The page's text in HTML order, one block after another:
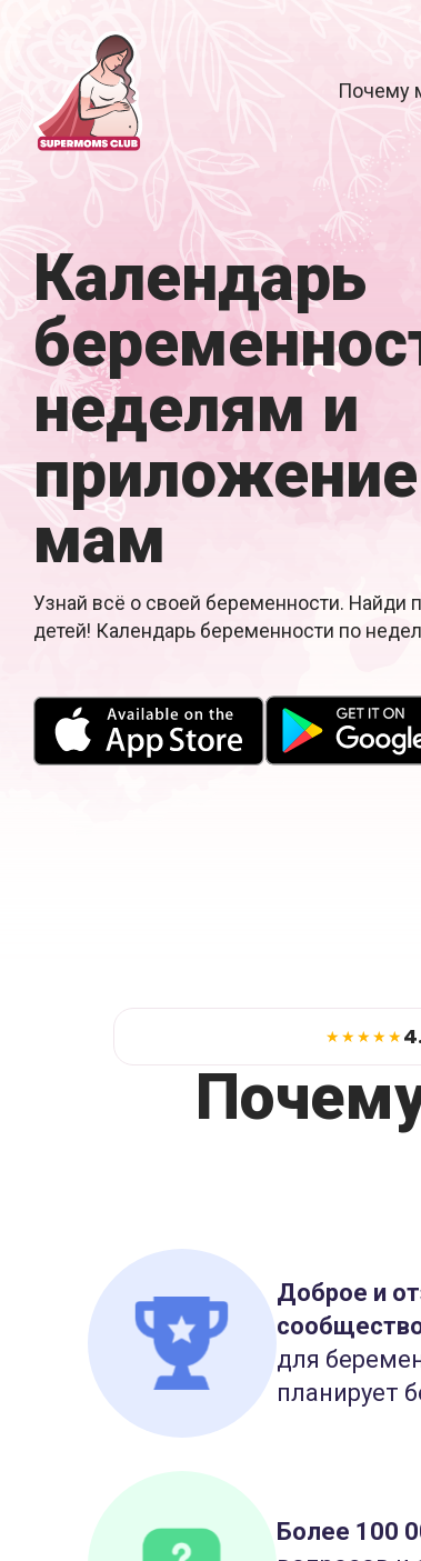
Почему
Календарь
неделям и
мам
Узнай всё о своей беременности. Найди
детей! Календарь беременности по
★★★★★
Доброе и
для
планирует
Более 100